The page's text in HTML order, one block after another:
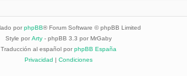
por phpBB® Forum Software © phpBB Limited
Style por Arty - phpBB 3.3 por MrGaby
Traducción al español por phpBB España
Privacidad | Condiciones